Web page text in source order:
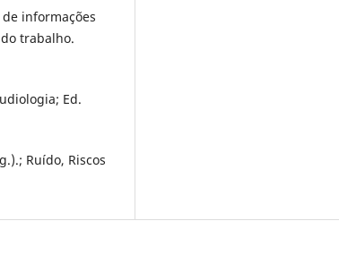
informações
trabalho.
Ed.
Ruído, Riscos